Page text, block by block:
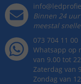
Binnen 24
meestal
073 704 11 00
Whatsapp op
van 9.00 tot
Zaterdag van
Zondag van